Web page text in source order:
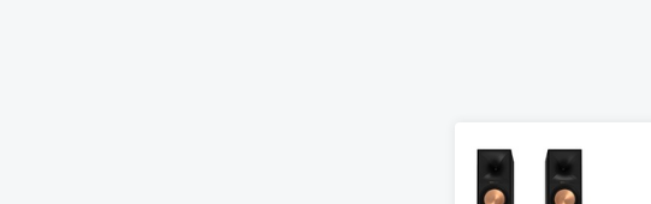
LINEÁRNÍ ZÁVĚS
Exkluzivní lineární
a pevný materiál
Výškové
některých z